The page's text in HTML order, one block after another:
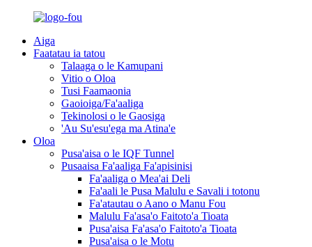
Aiga
Faatatau ia tatou
Talaaga o le Kamupani
Vitio o Oloa
Tusi Faamaonia
Gaoioiga/Fa'aaliga
Tekinolosi o le Gaosiga
'Au Su'esu'ega ma Atina'e
Oloa
Pusa'aisa o le IQF Tunnel
Pusaaisa Fa'aaliga Fa'apisinisi
Fa'aaliga o Mea'ai Deli
Fa'aali le Pusa Malulu e Savali i totonu
Fa'atautau o Aano o Manu Fou
Malulu Fa'asa'o Faitoto'a Tioata
Pusa'aisa Fa'asa'o Faitoto'a Tioata
Pusa'aisa o le Motu